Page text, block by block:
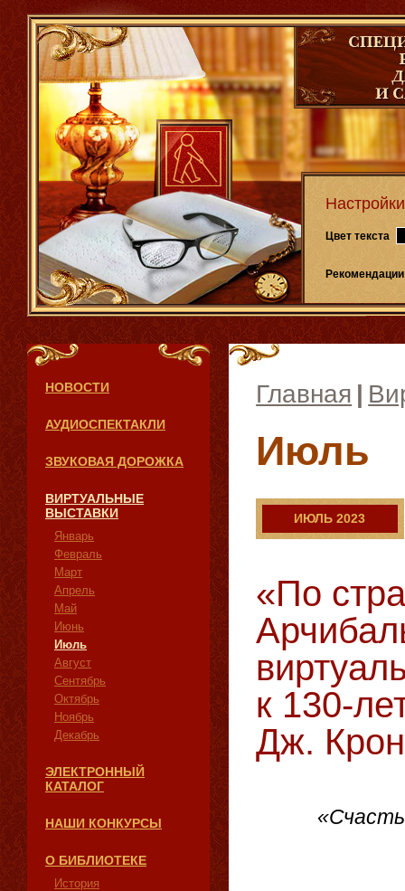
НОВОСТИ
АУДИОСПЕКТАКЛИ
ЗВУКОВАЯ ДОРОЖКА
ВИРТУАЛЬНЫЕ
ВЫСТАВКИ
Январь
Февраль
Март
Апрель
Май
Июнь
Июль
Август
Сентябрь
Октябрь
Ноябрь
Декабрь
ЭЛЕКТРОННЫЙ
КАТАЛОГ
НАШИ КОНКУРСЫ
О БИБЛИОТЕКЕ
История
Главная |
Июль
ИЮЛЬ 2023
«По
к 130-
Дж.
Цвет текста